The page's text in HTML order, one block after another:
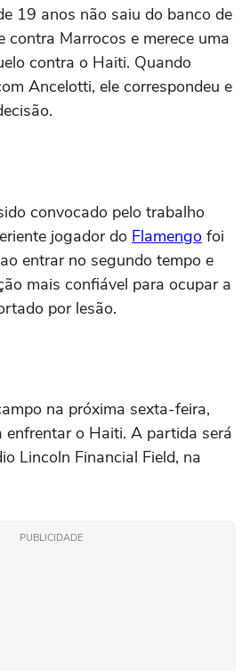
19 anos não saiu do banco de
contra Marrocos e merece uma
contra o Haiti. Quando
Ancelotti, ele correspondeu e
convocado pelo trabalho
jogador do Flamengo foi
entrar no segundo tempo e
mais confiável para ocupar a
por lesão.
na próxima sexta-feira,
o Haiti. A partida será
Lincoln Financial Field, na
PUBLICIDADE